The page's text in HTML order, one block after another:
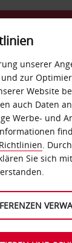
unserer
und zur
Website
auch Daten an
Werbe- und
.
Sie sich